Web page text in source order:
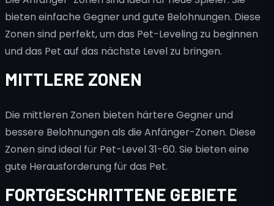
bieten einfache Gegner und gute Belohnungen. Diese
Zonen sind perfekt, um das Pet-Leveling zu beginnen
und das Pet auf das nächste Level zu bringen.
MITTLERE ZONEN
Die mittleren Zonen bieten härtere Gegner und
bessere Belohnungen als die Anfänger-Zonen. Diese
Zonen sind ideal für Pet-Level 31-60. Sie bieten eine
gute Herausforderung für das Pet.
FORTGESCHRITTENE GEBIETE